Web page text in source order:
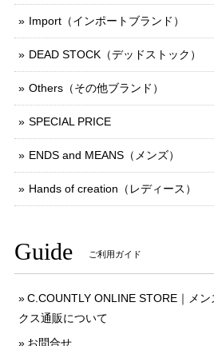
Import（インポートブランド）
DEAD STOCK（デッドストック）
Others（その他ブランド）
SPECIAL PRICE
ENDS and MEANS（メンズ）
Hands of creation（レディース）
Guide ご利用ガイド
C.COUNTLY ONLINE STORE｜メ
クス通販について
お問合せ